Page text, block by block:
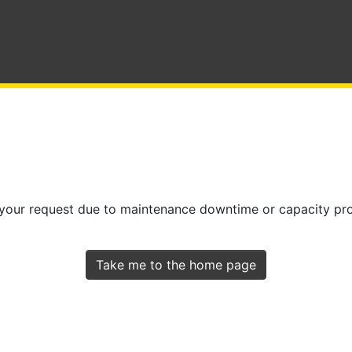
request due to maintenance downtime or capacity
Take me to the home page